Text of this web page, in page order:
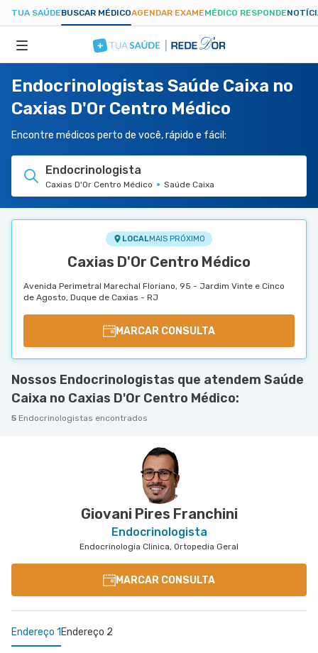
TUA SAÚDEBUSCAR MÉDICOAGENDAR EXAMEMÉDICO RESPONDE
ESPECIALIDADES
HOSPITAIS
TUASAUDE.COM
Endocrinologistas Saúde Caixa no
Caxias D'Or Centro Médico
Encontre médicos perto de você, rápido e fácil:
Endocrinologista
Caxias D'Or Centro Médico Saúde Caixa
LOCALMAIS PRÓXIMO
Caxias D'Or Centro Médico
Avenida Perimetral Marechal Floriano, 95 - Jardim Vinte e Cinco
de Agosto, Duque de Caxias - RJ
MARCAR CONSULTA
Nossos Endocrinologistas que atendem Saúde
Caixa no Caxias D'Or Centro Médico:
5 Endocrinologistas encontrados
Giovani Pires Franchini
Endocrinologista
Endocrinologia Clinica, Ortopedia Geral
MARCAR CONSULTA
Endereço 1 Endereço 2